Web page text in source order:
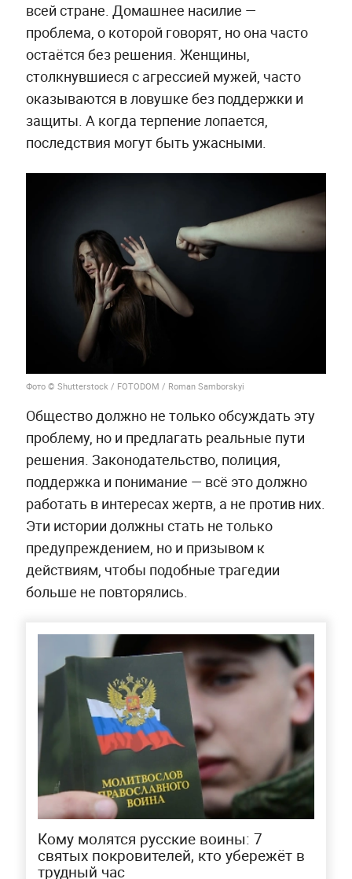
всей стране. Домашнее насилие —
проблема, о которой говорят, но она часто
остаётся без решения. Женщины,
столкнувшиеся с агрессией мужей, часто
оказываются в ловушке без поддержки и
защиты. А когда терпение лопается,
последствия могут быть ужасными.
Фото © Shutterstock / FOTODOM / Roman Samborskyi
Общество должно не только обсуждать эту
проблему, но и предлагать реальные пути
решения. Законодательство, полиция,
поддержка и понимание — всё это должно
работать в интересах жертв, а не против них.
Эти истории должны стать не только
предупреждением, но и призывом к
действиям, чтобы подобные трагедии
больше не повторялись.
Кому молятся русские воины: 7
святых покровителей, кто убережёт в
трудный час